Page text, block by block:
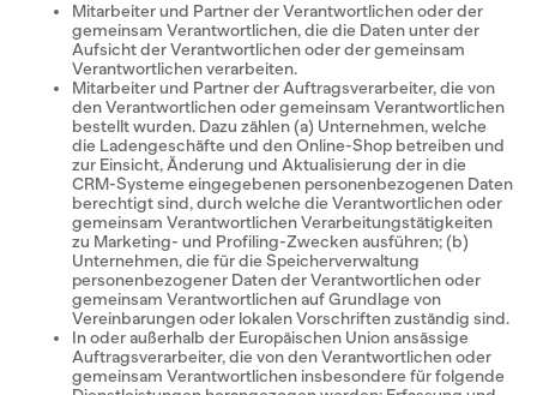
Mitarbeiter und Partner der Verantwortlichen oder der
gemeinsam Verantwortlichen, die die Daten unter der
Aufsicht der Verantwortlichen oder der gemeinsam
Verantwortlichen verarbeiten.
Mitarbeiter und Partner der Auftragsverarbeiter, die von
den Verantwortlichen oder gemeinsam Verantwortlichen
bestellt wurden. Dazu zählen (a) Unternehmen, welche
die Ladengeschäfte und den Online-Shop betreiben und
zur Einsicht, Änderung und Aktualisierung der in die
CRM-Systeme eingegebenen personenbezogenen Daten
berechtigt sind, durch welche die Verantwortlichen oder
gemeinsam Verantwortlichen Verarbeitungstätigkeiten
zu Marketing- und Profiling-Zwecken ausführen; (b)
Unternehmen, die für die Speicherverwaltung
personenbezogener Daten der Verantwortlichen oder
gemeinsam Verantwortlichen auf Grundlage von
Vereinbarungen oder lokalen Vorschriften zuständig sind.
In oder außerhalb der Europäischen Union ansässige
Auftragsverarbeiter, die von den Verantwortlichen oder
gemeinsam Verantwortlichen insbesondere für folgende